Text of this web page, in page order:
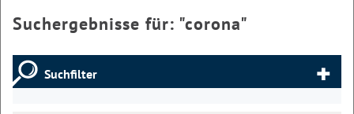
Suchergebnisse für: "corona"
Suchfilter